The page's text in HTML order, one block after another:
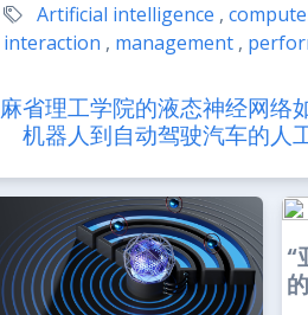
Artificial intelligence ,
interaction , management ,
麻省理工学院的液态神经网络
机器人到自动驾驶汽车的人
“